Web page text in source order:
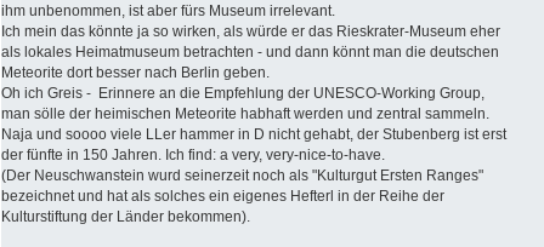
ihm unbenommen, ist aber fürs Museum irrelevant.
Ich mein das könnte ja so wirken, als würde er das Rieskrater-Museum eher
als lokales Heimatmuseum betrachten - und dann könnt man die deutschen
Meteorite dort besser nach Berlin geben.
Oh ich Greis - Erinnere an die Empfehlung der UNESCO-Working Group,
man sölle der heimischen Meteorite habhaft werden und zentral sammeln.
Naja und soooo viele LLer hammer in D nicht gehabt, der Stubenberg ist erst
der fünfte in 150 Jahren. Ich find: a very, very-nice-to-have.
(Der Neuschwanstein wurd seinerzeit noch als "Kulturgut Ersten Ranges"
bezeichnet und hat als solches ein eigenes Hefterl in der Reihe der
Kulturstiftung der Länder bekommen).